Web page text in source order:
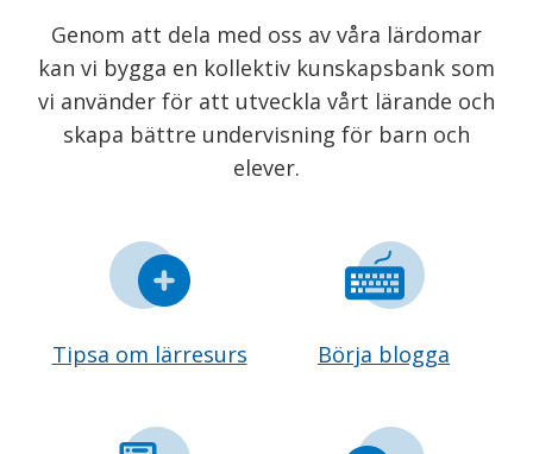
Genom att dela med oss av våra lärdomar
kan vi bygga en kollektiv kunskapsbank som
vi använder för att utveckla vårt lärande och
skapa bättre undervisning för barn och
elever.
Tipsa om lärresurs Börja blogga